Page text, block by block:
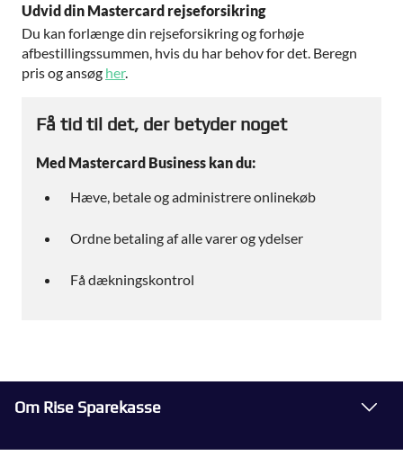
Udvid din Mastercard rejseforsikring
Du kan forlænge din rejseforsikring og forhøje
afbestillingssummen, hvis du har behov for det. Beregn
pris og ansøg her.
Få tid til det, der betyder noget
Med Mastercard Business kan du:
Hæve, betale og administrere onlinekøb
Ordne betaling af alle varer og ydelser
Få dækningskontrol
Om Rise Sparekasse